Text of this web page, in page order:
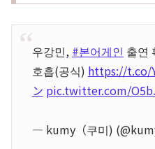
우강민, #본어게인 출연
호흡(공식) https://t.co/
ン pic.twitter.com/
— kumy（쿠미)